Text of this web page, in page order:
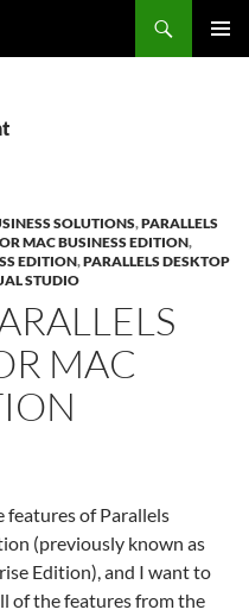
SOLUTIONS,PARALLELS
MAC BUSINESS EDITION,
EDITION,PARALLELS DESKTOP
STUDIO
MAC
features of Parallels
(previously known as
Edition), and I want to
of the features from the